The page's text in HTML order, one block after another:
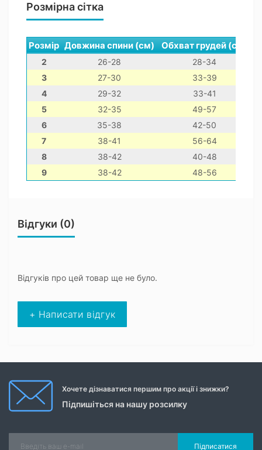
Розмірна сітка
Розмір Довжина спини (см) Обхват грудей (см)
2 26-28
28-34
3
27-30
33-39
4
29-32
33-41
5
32-35
49-57
6
35-38
42-50
7
38-41
56-64
8
38-42
40-48
9
38-42 48-56
Відгуки (0)
Відгуків про цей товар ще не було.
+ Написати відгук
Хочете дізнаватися першим про акції і знижки?
Підпишіться на нашу розсилку
Підписатися